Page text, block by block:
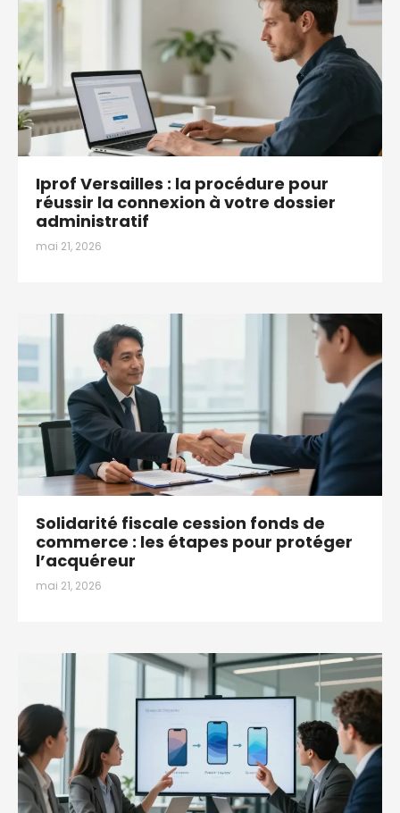
Iprof Versailles : la procédure pour
réussir la connexion à votre dossier
administratif
mai 21, 2026
Solidarité fiscale cession fonds de
commerce : les étapes pour protéger
l’acquéreur
mai 21, 2026